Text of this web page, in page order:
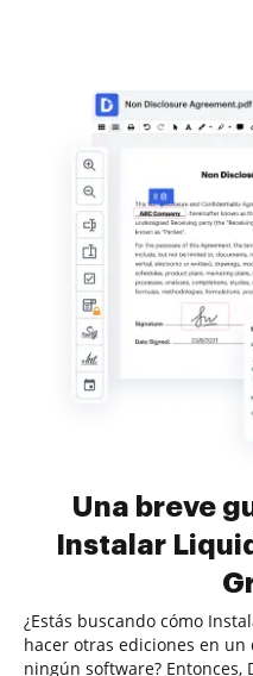
Una breve
Instalar
¿Estás buscando cómo
hacer otras ediciones en
ningún software? Entonces,